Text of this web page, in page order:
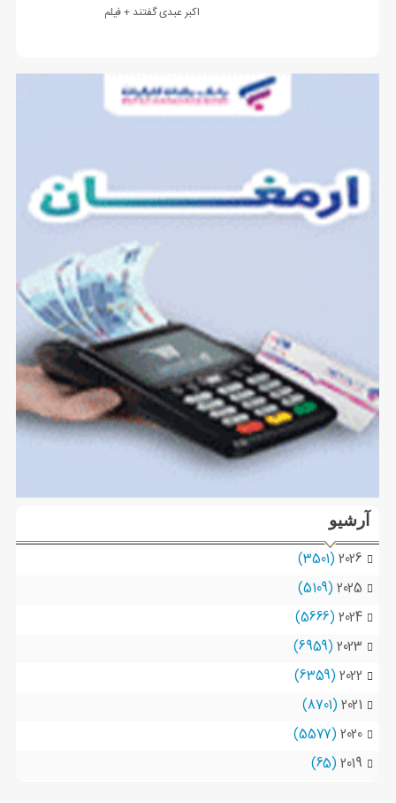
آرشیو
2026
(3501)
2025
(5109)
2024
(5666)
2023
(6959)
2022
(6359)
2021
(8701)
2020
(5577)
2019
(65)